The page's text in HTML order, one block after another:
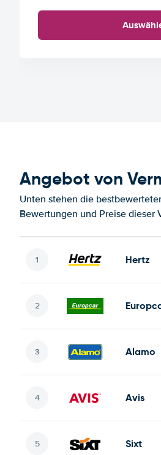
Angebot von
Unten stehen die
Bewertungen und Preise dieser
Hertz
Alamo
Avis
Sixt